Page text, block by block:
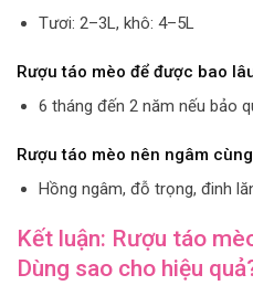
Tươi: 2–3L, khô: 4–5L
Rượu táo mèo để được bao
6 tháng đến 2 năm nếu bảo
Rượu táo mèo nên ngâm
Hồng ngâm, đỗ trọng, đinh
Kết luận: Rượu táo
Dùng sao cho hiệu